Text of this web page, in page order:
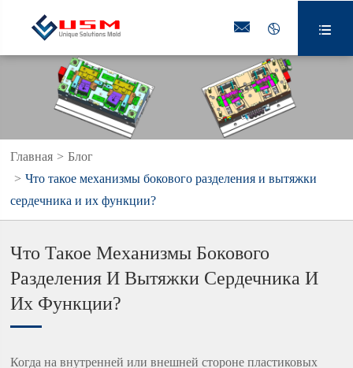
  
Главная
Блог
Что такое механизмы бокового разделения и вытяжки
сердечника и их функции?
Что Такое Механизмы Бокового
Разделения И Вытяжки Сердечника И
Их Функции?
Когда на внутренней или внешней стороне пластиковых